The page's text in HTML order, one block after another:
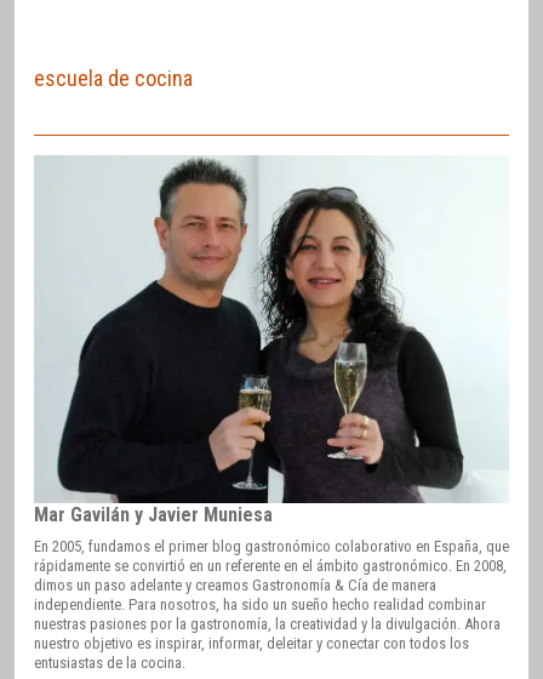
escuela de cocina
Mar Gavilán y Javier Muniesa
En 2005, fundamos el primer blog gastronómico colaborativo en España, que
rápidamente se convirtió en un referente en el ámbito gastronómico. En 2008,
dimos un paso adelante y creamos Gastronomía & Cía de manera
independiente. Para nosotros, ha sido un sueño hecho realidad combinar
nuestras pasiones por la gastronomía, la creatividad y la divulgación. Ahora
nuestro objetivo es inspirar, informar, deleitar y conectar con todos los
entusiastas de la cocina.